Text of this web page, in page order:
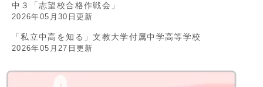
中３「志望校合格作戦会」
2026年05月30日更新
「私立中高を知る」文教大学付属中学高等学校
2026年05月27日更新